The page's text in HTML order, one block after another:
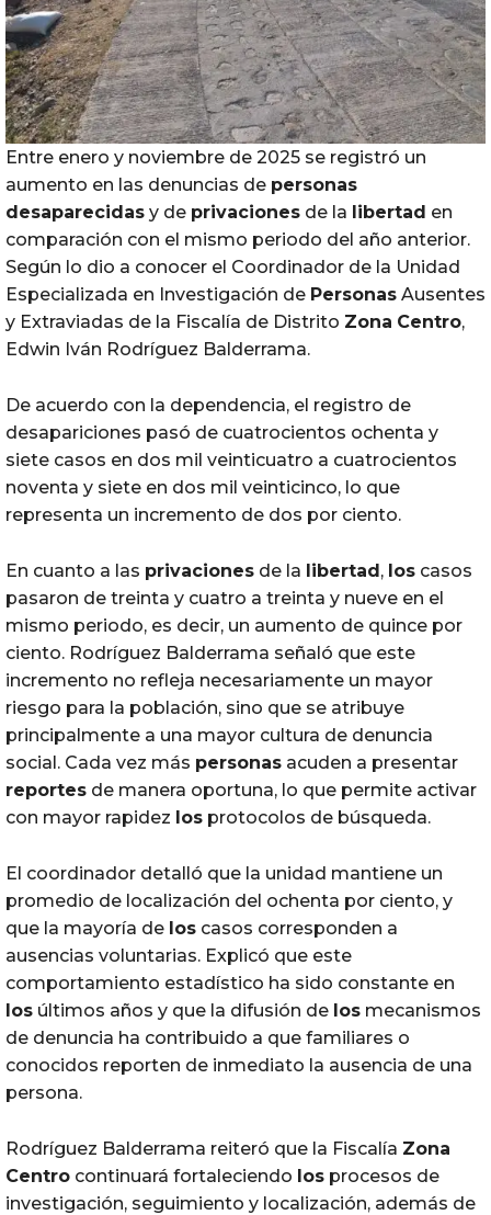
Entre enero y noviembre de 2025 se registró un
aumento en las denuncias de personas
desaparecidas y de privaciones de la libertad en
comparación con el mismo periodo del año anterior.
Según lo dio a conocer el Coordinador de la Unidad
Especializada en Investigación de Personas Ausentes
y Extraviadas de la Fiscalía de Distrito Zona Centro,
Edwin Iván Rodríguez Balderrama.
De acuerdo con la dependencia, el registro de
desapariciones pasó de cuatrocientos ochenta y
siete casos en dos mil veinticuatro a cuatrocientos
noventa y siete en dos mil veinticinco, lo que
representa un incremento de dos por ciento.
En cuanto a las privaciones de la libertad, los casos
pasaron de treinta y cuatro a treinta y nueve en el
mismo periodo, es decir, un aumento de quince por
ciento. Rodríguez Balderrama señaló que este
incremento no refleja necesariamente un mayor
riesgo para la población, sino que se atribuye
principalmente a una mayor cultura de denuncia
social. Cada vez más personas acuden a presentar
reportes de manera oportuna, lo que permite activar
con mayor rapidez los protocolos de búsqueda.
El coordinador detalló que la unidad mantiene un
promedio de localización del ochenta por ciento, y
que la mayoría de los casos corresponden a
ausencias voluntarias. Explicó que este
comportamiento estadístico ha sido constante en
los últimos años y que la difusión de los mecanismos
de denuncia ha contribuido a que familiares o
conocidos reporten de inmediato la ausencia de una
persona.
Rodríguez Balderrama reiteró que la Fiscalía Zona
Centro continuará fortaleciendo los procesos de
investigación, seguimiento y localización, además de